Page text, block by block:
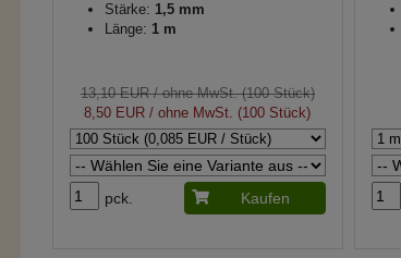
Stärke: 1,5 mm
Länge: 1 m
13,10 EUR/ ohne MwSt. (100 Stück)
8,50 EUR / ohne MwSt. (100 Stück)
pck. Kaufen